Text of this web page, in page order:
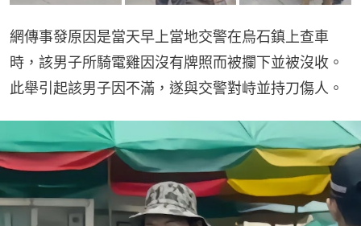
網傳事發原因是當天早上當地交警在烏石鎮上查車
時，該男子所騎電雞因沒有牌照而被攔下並被沒收。
此舉引起該男子因不滿，遂與交警對峙並持刀傷人。